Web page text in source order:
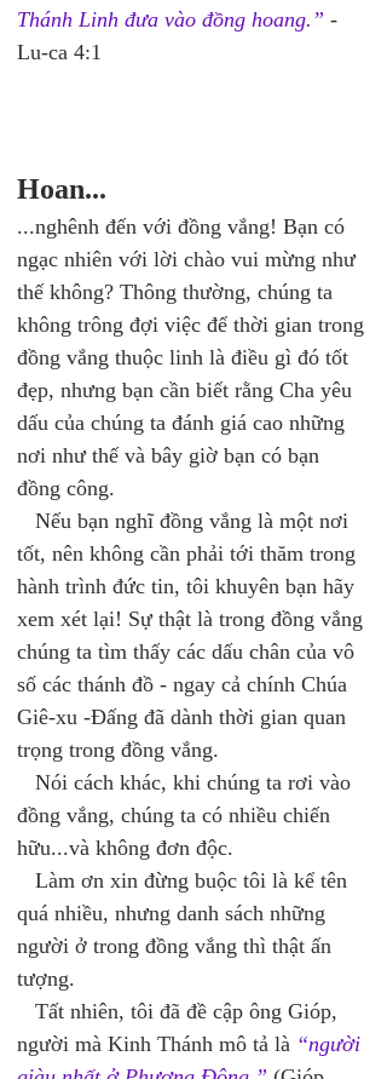
Thánh Linh đưa vào đồng hoang.” -
Lu-ca 4:1
Hoan...
...nghênh đến với đồng vắng! Bạn có
ngạc nhiên với lời chào vui mừng như
thế không? Thông thường, chúng ta
không trông đợi việc để thời gian trong
đồng vắng thuộc linh là điều gì đó tốt
đẹp, nhưng bạn cần biết rằng Cha yêu
dấu của chúng ta đánh giá cao những
nơi như thế và bây giờ bạn có bạn
đồng công.
Nếu bạn nghĩ đồng vắng là một nơi
tốt, nên không cần phải tới thăm trong
hành trình đức tin, tôi khuyên bạn hãy
xem xét lại! Sự thật là trong đồng vắng
chúng ta tìm thấy các dấu chân của vô
số các thánh đồ - ngay cả chính Chúa
Giê-xu -Đấng đã dành thời gian quan
trọng trong đồng vắng.
Nói cách khác, khi chúng ta rơi vào
đồng vắng, chúng ta có nhiều chiến
hữu...và không đơn độc.
Làm ơn xin đừng buộc tôi là kể tên
quá nhiều, nhưng danh sách những
người ở trong đồng vắng thì thật ấn
tượng.
Tất nhiên, tôi đã đề cập ông Gióp,
người mà Kinh Thánh mô tả là “người